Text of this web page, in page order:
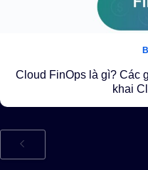
Cloud FinOps là gì? Các
khai